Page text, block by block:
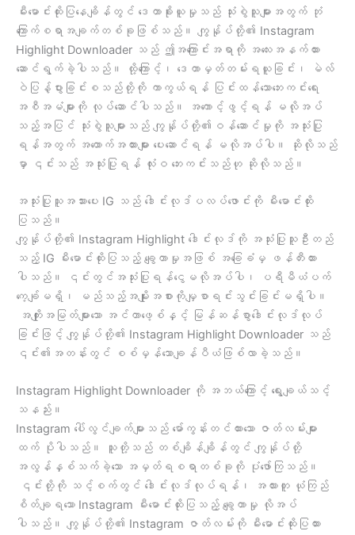
မီးမောင်းထိုးပြနေချိန်တွင် ဒေတာခိုးယူမှုသည် သုံးစွဲသူများအတွက် ဘုံ
ကြောက်စရာအချက်တစ်ခုဖြစ်သည်။ ကျွန်ုပ်တို့၏ Instagram
Highlight Downloader သည် ဤအကြောင်းအရာကို အလေးအနက်ထား
ဆောင်ရွက်ခဲ့ပါသည်။ ထို့ကြောင့်၊ ဒေတာမှတ်တမ်းရယူခြင်း၊ မဲလ်
ဝဲပြန့်ပွားခြင်းစသည်တို့ကို ကာကွယ်ရန် ပြင်းထန်သောဘေးကင်းရေး
အစီအမံများကို လုပ်ဆောင်ပါသည်။ အကောင့်ဖွင့်ရန် မလိုအပ်
သည့်အပြင် သုံးစွဲသူများသည် ကျွန်ုပ်တို့၏ဝန်ဆောင်မှုကို အသုံးပြု
ရန်အတွက် အထောက်အထားများ ပေးဆောင်ရန် မလိုအပ်ပါ။ ဆိုလိုသည်
မှာ ၎င်းသည် အသုံးပြုရန် လုံးဝ ဘေးကင်းသည်ဟု ဆိုလိုသည်။
အသုံးပြုသူအသားပေး IG သည် ဒေါင်းလုဒ်ပလပ်ဖောင်းကို မီးမောင်းထိုး
ပြသည်။
ကျွန်ုပ်တို့၏ Instagram Highlight ဒေါင်းလုဒ်ကို အသုံးပြုသူဦးတည်
သည့် IG မီးမောင်းထိုးပြသည့် ချွေတာမှုအဖြစ် အခြေခံမှ ဖန်တီးထား
ပါသည်။ ၎င်းတွင်အသုံးပြုရန်ငွေမလိုအပ်ပါ၊ ပရီမီယံပက်
ကေ့ခ်ျမရှိ၊ မည်သည့်အမျိုးအစားကိုမျှစာရင်းသွင်းခြင်းမရှိပါ။
အကျိုးအမြတ်များသော အင်တာဖေ့စ်နှင့် မြန်ဆန်စွာဒေါင်းလုဒ်လုပ်
ခြင်းဖြင့် ကျွန်ုပ်တို့၏ Instagram Highlight Downloader သည်
၎င်း၏အတန်းတွင် စစ်မှန်သောချန်ပီယံဖြစ်လာခဲ့သည်။
Instagram Highlight Downloader ကို အဘယ်ကြောင့် ရွေးချယ်သင့်
သနည်း။
Instagram ပေါ်လွင်ချက်များသည် မော်ကွန်းတင်ထားသော ဇာတ်လမ်းများ
ထက် ပိုပါသည်။ သူတို့သည် တစ်ချိန်ချိန်တွင် ကျွန်ုပ်တို့
အလွန်နှစ်သက်ခဲ့သော အမှတ်ရစရာတစ်ခုကို ပုံဖော်ကြသည်။
၎င်းတို့ကို သင့်စက်တွင် ဒေါင်းလုဒ်လုပ်ရန်၊ အလားတူ ယုံကြည်
စိတ်ချရသော Instagram မီးမောင်းထိုးပြသည့် ချွေတာမှု လိုအပ်
ပါသည်။ ကျွန်ုပ်တို့၏ Instagram ဇာတ်လမ်းကို မီးမောင်းထိုးပြထား